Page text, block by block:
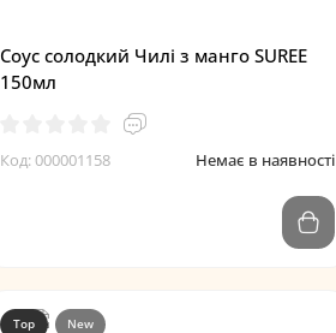
Соус солодкий Чилі з манго SUREE
150мл
Код: 000001158 Немає в наявності
Top New